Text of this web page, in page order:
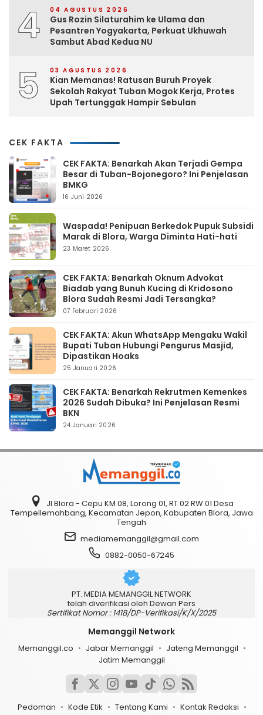
4 04 AGUSTUS 2026
Gus Rozin Silaturahim ke Ulama dan
Pesantren Yogyakarta, Perkuat Ukhuwah
Sambut Abad Kedua NU
5 03 AGUSTUS 2026
Kian Memanas! Ratusan Buruh Proyek
Sekolah Rakyat Tuban Mogok Kerja, Protes
Upah Tertunggak Hampir Sebulan
CEK FAKTA
CEK FAKTA: Benarkah Akan Terjadi Gempa
Besar di Tuban-Bojonegoro? Ini Penjelasan
BMKG
16 Juni 2026
Waspada! Penipuan Berkedok Pupuk Subsidi
Marak di Blora, Warga Diminta Hati-hati
23 Maret 2026
CEK FAKTA: Benarkah Oknum Advokat
Biadab yang Bunuh Kucing di Kridosono
Blora Sudah Resmi Jadi Tersangka?
07 Februari 2026
CEK FAKTA: Akun WhatsApp Mengaku Wakil
Bupati Tuban Hubungi Pengurus Masjid,
Dipastikan Hoaks
25 Januari 2026
CEK FAKTA: Benarkah Rekrutmen Kemenkes
2026 Sudah Dibuka? Ini Penjelasan Resmi
BKN
24 Januari 2026
Jl Blora - Cepu KM 08, Lorong 01, RT 02 RW 01 Desa
Tempellemahbang, Kecamatan Jepon, Kabupaten Blora, Jawa
Tengah
mediamemanggil@gmail.com
0882-0050-67245
PT. MEDIA MEMANGGIL NETWORK
telah diverifikasi oleh Dewan Pers
Sertifikat Nomor : 1418/DP-Verifikasi/K/X/2025
Memanggil Network
Memanggil.co Jabar Memanggil
Jateng Memanggil
Jatim Memanggil
Pedoman Kode Etik Tentang Kami
Kontak Redaksi